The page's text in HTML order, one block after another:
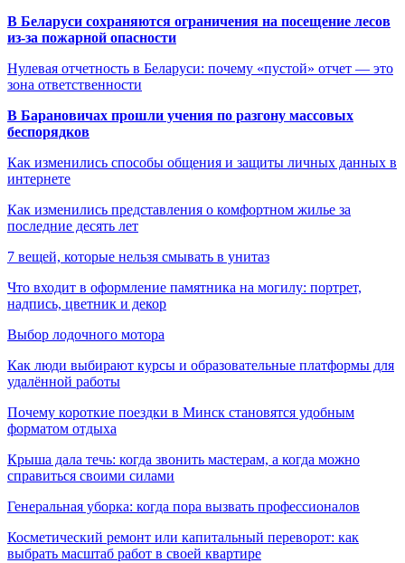
В Беларуси сохраняются ограничения на посещение лесов
из-за пожарной опасности
Нулевая отчетность в Беларуси: почему «пустой» отчет — это
зона ответственности
В Барановичах прошли учения по разгону массовых
беспорядков
Как изменились способы общения и защиты личных данных в
интернете
Как изменились представления о комфортном жилье за
последние десять лет
7 вещей, которые нельзя смывать в унитаз
Что входит в оформление памятника на могилу: портрет,
надпись, цветник и декор
Выбор лодочного мотора
Как люди выбирают курсы и образовательные платформы для
удалённой работы
Почему короткие поездки в Минск становятся удобным
форматом отдыха
Крыша дала течь: когда звонить мастерам, а когда можно
справиться своими силами
Генеральная уборка: когда пора вызвать профессионалов
Косметический ремонт или капитальный переворот: как
выбрать масштаб работ в своей квартире